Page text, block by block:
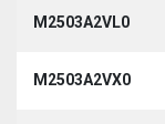
M2503A2VL0
M2503A2VX0